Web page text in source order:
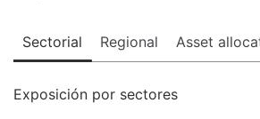
Sectorial Regional Asset
Exposición por sectores